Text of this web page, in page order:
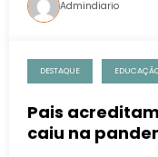
Admindiario
DESTAQUE
Pais
caiu na